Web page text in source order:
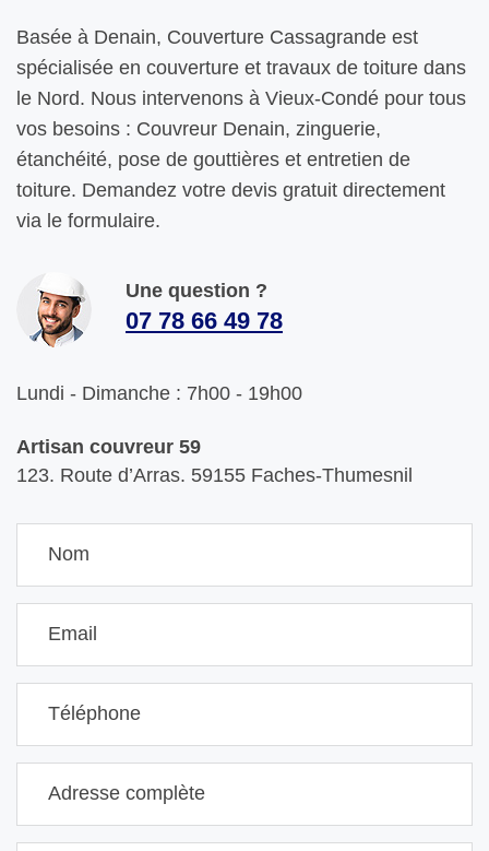
Basée à Denain, Couverture Cassagrande est
spécialisée en couverture et travaux de toiture dans
le Nord. Nous intervenons à Vieux-Condé pour tous
vos besoins : Couvreur Denain, zinguerie,
étanchéité, pose de gouttières et entretien de
toiture. Demandez votre devis gratuit directement
via le formulaire.
Une question ?
07 78 66 49 78
Lundi - Dimanche : 7h00 - 19h00
Artisan couvreur 59
123. Route d’Arras. 59155 Faches-Thumesnil